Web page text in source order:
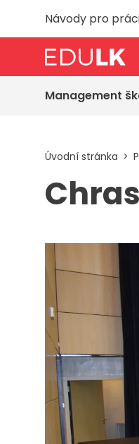
Návody pro
Management
Úvodní stránka